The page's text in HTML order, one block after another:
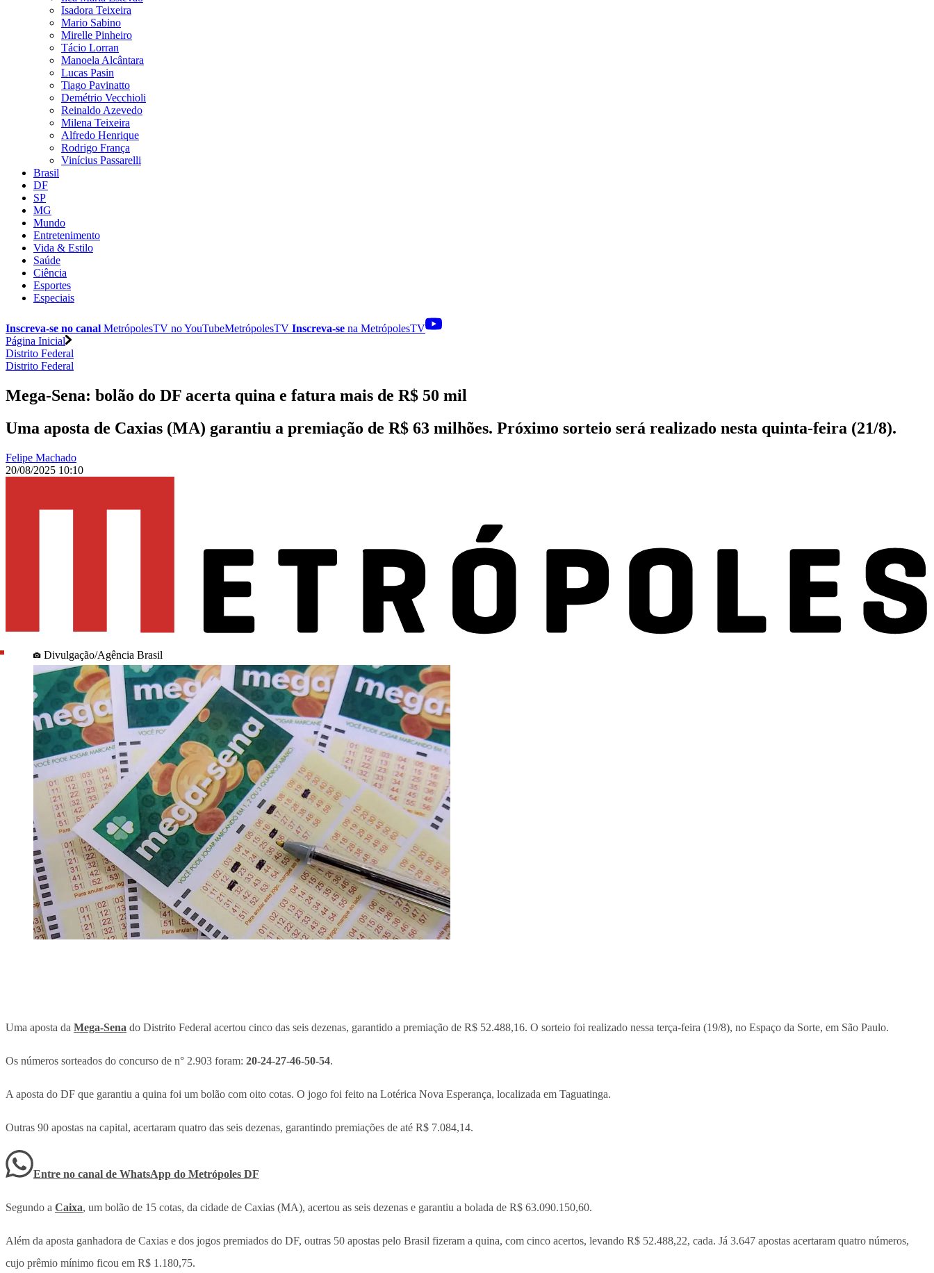
Isadora Teixeira
Mario Sabino
Mirelle Pinheiro
Tácio Lorran
Manoela Alcântara
Lucas Pasin
Tiago Pavinatto
Demétrio Vecchioli
Reinaldo Azevedo
Milena Teixeira
Alfredo Henrique
Rodrigo França
Vinícius Passarelli
Brasil
DF
SP
MG
Mundo
Entretenimento
Vida & Estilo
Saúde
Ciência
Esportes
Especiais
Inscreva-se no canal MetrópolesTV noYouTubeMetrópolesTV Inscreva-se na MetrópolesTV
Página Inicial
Distrito Federal
Distrito Federal
Mega-Sena: bolão do DF acerta quina e fatura mais de R$ 50 mil
Uma aposta de Caxias (MA) garantiu a premiação de R$ 63 milhões. Próximo sorteio será realizado nesta quinta-feira (21/8).
Felipe Machado
20/08/2025 10:10
Divulgação/Agência Brasil
Uma aposta da Mega-Sena do Distrito Federal acertou cinco das seis dezenas, garantido a premiação de R$ 52.488,16. O sorteio foi realizado nessa terça-feira (19/8), no Espaço da Sorte, em São Paulo.
Os números sorteados do concurso de n° 2.903 foram: 20-24-27-46-50-54.
A aposta do DF que garantiu a quina foi um bolão com oito cotas. O jogo foi feito na Lotérica Nova Esperança, localizada em Taguatinga.
Outras 90 apostas na capital, acertaram quatro das seis dezenas, garantindo premiações de até R$ 7.084,14.
Entre no canal de WhatsApp do Metrópoles DF
Segundo a Caixa, um bolão de 15 cotas, da cidade de Caxias (MA), acertou as seis dezenas e garantiu a bolada de R$ 63.090.150,60.
Além da aposta ganhadora de Caxias e dos jogos premiados do DF, outras 50 apostas pelo Brasil fizeram a quina, com cinco acertos, levando R$ 52.488,22, cada. Já 3.647 apostas acertaram quatro números,
cujo prêmio mínimo ficou em R$ 1.180,75.